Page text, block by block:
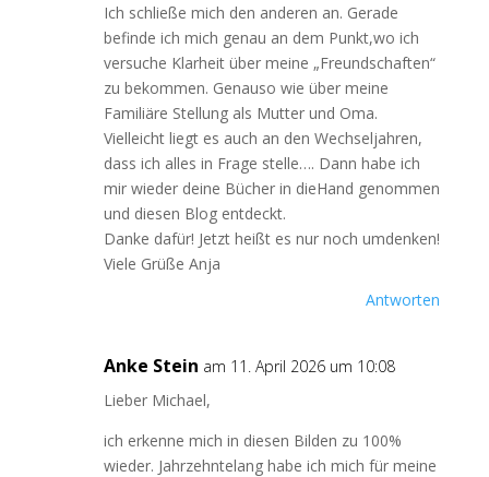
Ich schließe mich den anderen an. Gerade
befinde ich mich genau an dem Punkt,wo ich
versuche Klarheit über meine „Freundschaften“
zu bekommen. Genauso wie über meine
Familiäre Stellung als Mutter und Oma.
Vielleicht liegt es auch an den Wechseljahren,
dass ich alles in Frage stelle…. Dann habe ich
mir wieder deine Bücher in dieHand genommen
und diesen Blog entdeckt.
Danke dafür! Jetzt heißt es nur noch umdenken!
Viele Grüße Anja
Antworten
Anke Stein am 11. April 2026 um 10:08
Lieber Michael,
ich erkenne mich in diesen Bilden zu 100%
wieder. Jahrzehntelang habe ich mich für meine